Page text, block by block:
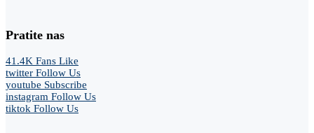
Pratite nas
41.4K Fans Like
twitter Follow Us
youtube Subscribe
instagram Follow Us
tiktok Follow Us